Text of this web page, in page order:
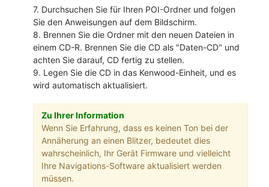
7. Durchsuchen Sie für Ihren POI-Ordner und folgen
Sie den Anweisungen auf dem Bildschirm.
8. Brennen Sie die Ordner mit den neuen Dateien in
einem CD-R. Brennen Sie die CD als "Daten-CD" und
achten Sie darauf, CD fertig zu stellen.
9. Legen Sie die CD in das Kenwood-Einheit, und es
wird automatisch aktualisiert.
Zu Ihrer Information
Wenn Sie Erfahrung, dass es keinen Ton bei der
Annäherung an einen Blitzer, bedeutet dies
wahrscheinlich, Ihr Gerät Firmware und vielleicht
Ihre Navigations-Software aktualisiert werden
müssen.